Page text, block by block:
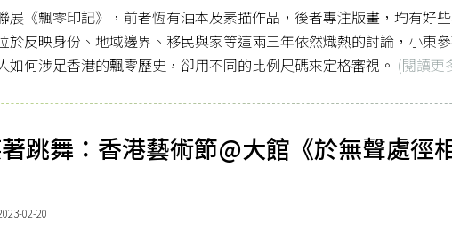
展《飄零印記》，前者恆有油本及素描作品，後者專注版畫，均有好
於反映身份、地域邊界、移民與家等這兩三年依然熾熱的討論，小東
如何涉足香港的飄零歷史，卻用不同的比例尺碼來定格審視。 (閱讀更
跳舞：香港藝術節@大館《於無聲處徑
02-20